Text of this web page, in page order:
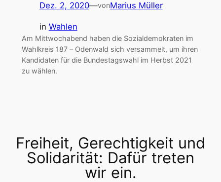
Dez. 2, 2020—vonMarius Müller
in Wahlen
Am Mittwochabend haben die Sozialdemokraten im
Wahlkreis 187 – Odenwald sich versammelt, um ihren
Kandidaten für die Bundestagswahl im Herbst 2021
zu wählen.
Freiheit, Gerechtigkeit und
Solidarität: Dafür treten
wir ein.